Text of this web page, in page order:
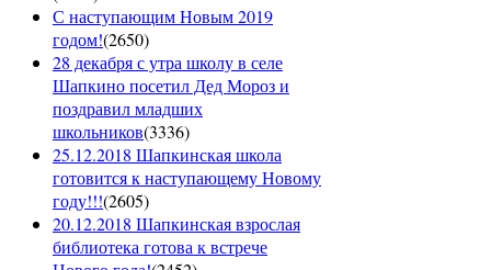
С наступающим Новым 2019
годом!(2650)
28 декабря с утра школу в селе
Шапкино посетил Дед Мороз и
поздравил младших
школьников(3336)
25.12.2018 Шапкинская школа
готовится к наступающему Новому
году!!!(2605)
20.12.2018 Шапкинская взрослая
библиотека готова к встрече